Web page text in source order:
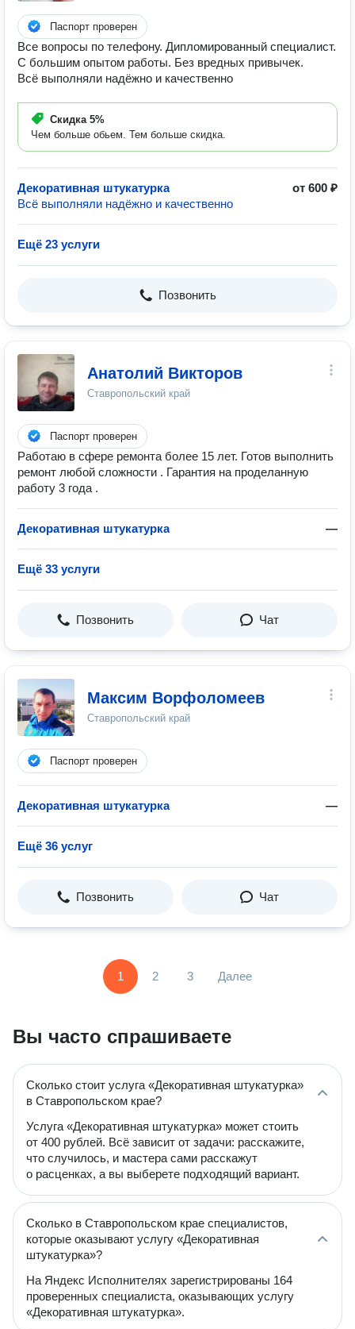
Паспорт проверен
Все вопросы по телефону. Дипломированный специалист.
С большим опытом работы. Без вредных привычек.
Всё выполняли надёжно и качественно
Скидка 5%
Чем больше обьем. Тем больше скидка.
Декоративная штукатурка
от 600 ₽
Всё выполняли надёжно и качественно
Ещё 23 услуги
Позвонить
Анатолий Викторов
Ставропольский край
Паспорт проверен
Работаю в сфере ремонта более 15 лет. Готов выполнить
ремонт любой сложности . Гарантия на проделанную
работу 3 года .
Декоративная штукатурка —
Ещё 33 услуги
Позвонить Чат
Максим Ворфоломеев
Ставропольский край
Паспорт проверен
Декоративная штукатурка —
Ещё 36 услуг
Позвонить Чат
1 2 3 Далее
Вы часто спрашиваете
Сколько стоит услуга «Декоративная штукатурка»
в Ставропольском крае?
Услуга «Декоративная штукатурка» может стоить
от 400 рублей. Всё зависит от задачи: расскажите,
что случилось, и мастера сами расскажут
о расценках, а вы выберете подходящий вариант.
Сколько в Ставропольском крае специалистов,
которые оказывают услугу «Декоративная
штукатурка»?
На Яндекс Исполнителях зарегистрированы 164
проверенных специалиста, оказывающих услугу
«Декоративная штукатурка».